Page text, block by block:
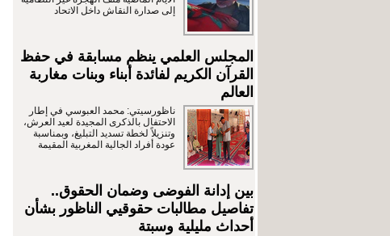
إلى صدارة النقاش داخل الاتحاد
المجلس العلمي ينظم مسابقة في حفظ
القرآن الكريم لفائدة أبناء وبنات مغاربة
العالم
ناظورسيتي: محمد العبوسي في إطار
الاحتفال بالذكرى المجيدة لعيد العرش،
وتنزيلاً لخطة تسديد التبليغ، وبمناسبة
عودة أفراد الجالية المغربية المقيمة
بين إدانة الفوضى وضمان الحقوق..
تفاصيل مطالبات حقوقيي الناظور بشأن
أحداث مليلية وسبتة